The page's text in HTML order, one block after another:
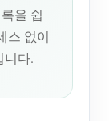
을 쉽
스 없이
니다.